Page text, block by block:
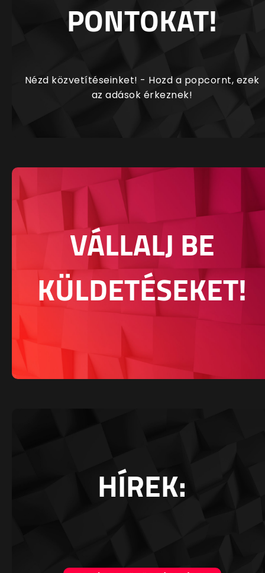
PONTOKAT!
Nézd közvetítéseinket! - Hozd a popcornt, ezek
az adások érkeznek!
VÁLLALJ BE
KÜLDETÉSEKET!
HÍREK: